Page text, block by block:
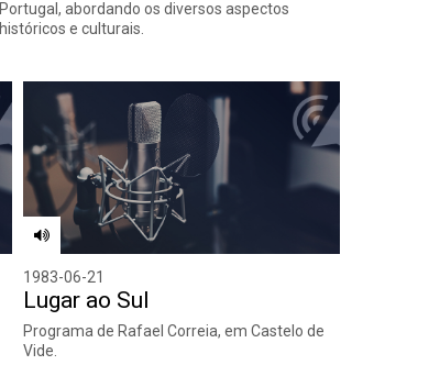
1983-06-21
Lugar ao Sul
Programa de Rafael Correia, em Castelo de
Vide.
Portugal, abordando os diversos aspectos
históricos e culturais.